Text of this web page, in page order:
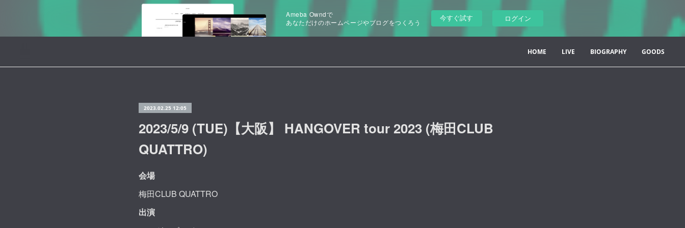
Ameba Owndで
あなただけのホームページやブログをつくろう
今すぐ試す ログイン
HOME LIVE BIOGRAPHY GOODS
2023.02.25 12:05
2023/5/9 (TUE)【大阪】 HANGOVER tour 2023 (梅田CLUB
QUATTRO)
会場
梅田CLUB QUATTRO
出演